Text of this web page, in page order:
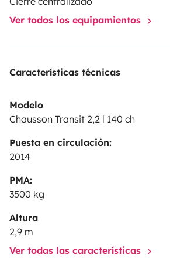
biodégradable, sachet de produit
m’occupe de tout
Ver todos los equipamientos
Características técnicas
Modelo
Chausson Transit 2,2 l 140 ch
Puesta en circulación:
2014
PMA:
3500 kg
Altura
2,9 m
Ver todas las características